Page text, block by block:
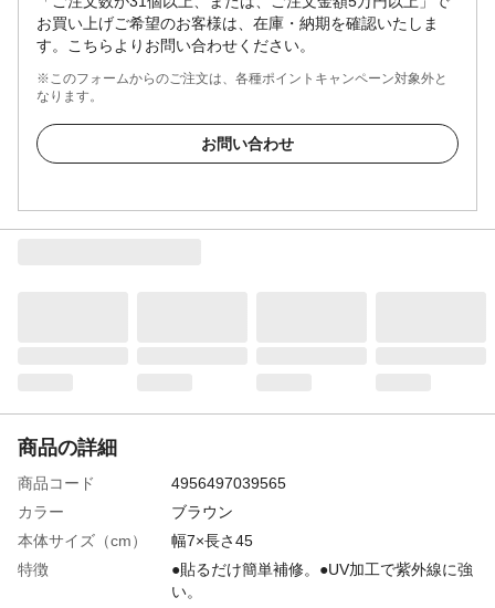
お買い上げご希望のお客様は、在庫・納期を確認いたしま
す。こちらよりお問い合わせください。
※このフォームからのご注文は、各種ポイントキャンペーン対象外と
なります。
お問い合わせ
商品の詳細
商品コード
4956497039565
カラー
ブラウン
本体サイズ（cm）
幅7×長さ45
特徴
●貼るだけ簡単補修。●UV加工で紫外線に強
い。